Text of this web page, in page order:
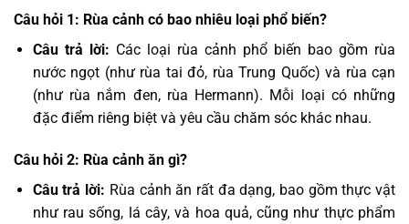
Câu hỏi 1: Rùa cảnh có bao nhiêu loại phổ biến?
Câu trả lời: Các loại rùa cảnh phổ biến bao gồm rùa
nước ngọt (như rùa tai đỏ, rùa Trung Quốc) và rùa cạn
(như rùa nắm đen, rùa Hermann). Mỗi loại có những
đặc điểm riêng biệt và yêu cầu chăm sóc khác nhau.
Câu hỏi 2: Rùa cảnh ăn gì?
Câu trả lời: Rùa cảnh ăn rất đa dạng, bao gồm thực vật
như rau sống, lá cây, và hoa quả, cũng như thực phẩm